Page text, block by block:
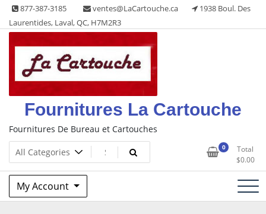
Skip
content
877-387-3185 ventes@LaCartouche.ca
1938 Boul. Des
Laurentides, Laval, QC, H7M2R3
Fournitures La Cartouche
Fournitures De Bureau et Cartouches
0
Total
$0.00
My Account